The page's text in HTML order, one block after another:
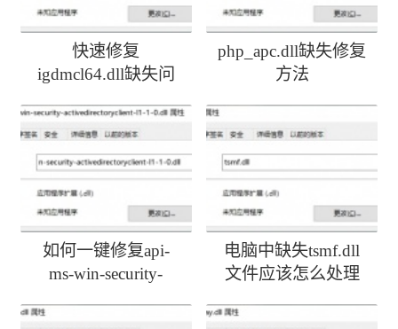
快速修复
igdmcl64.dll缺失问
php_apc.dll缺失修复
方法
如何一键修复api-
ms-win-security-
电脑中缺失tsmf.dll
文件应该怎么处理